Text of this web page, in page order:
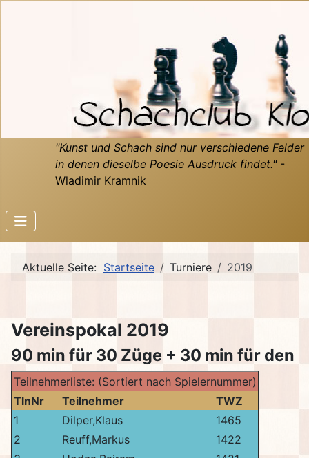
"Kunst und Schach sind nur verschiedene Felder
in denen dieselbe Poesie Ausdruck findet."-
Wladimir Kramnik
Aktuelle Seite: Startseite Turniere 2019
Vereinspokal 2019
90 min für 30 Züge + 30 min für den
Teilnehmerliste: (Sortiert nach Spielernummer)
TlnNr
Teilnehmer
TWZ
1
Dilper,Klaus
1465
2
Reuff,Markus
1422